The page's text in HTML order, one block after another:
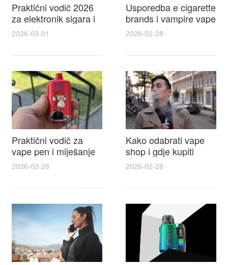
Praktični vodič 2026
za elektronik sigara i
mtm e cigarete s
recenzijama i
2026-03-01
Usporedba e cigarette
brands i vampire vape
za 2026 – vodič s
i najboljim ponudama
2026-02-28
Praktični vodič za
vape pen i miješanje
e tekućina za sigurnije
punjenje i bolje okuse
2026-02-28
Kako odabrati vape
shop i gdje kupiti
Disposable Vapes uz
najbolje cijene
2026-02-28